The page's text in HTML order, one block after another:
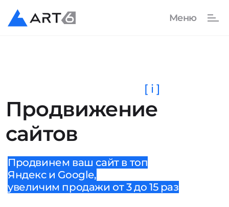
Продвижение
сайтов
[ i ]
Продвинем ваш сайт в топ
Яндекс и Google,
увеличим продажи от 3 до 15 раз